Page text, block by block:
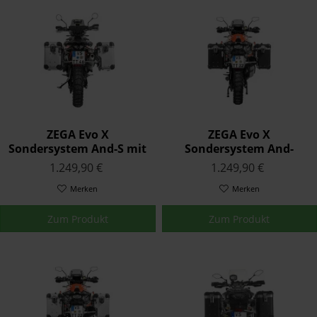
ZEGA Evo X
Sondersystem And-S mit
Edelstahlträger KTM 790
Adventure / 790
Adventure R
1.249,90 €
Merken
Zum Produkt
ZEGA Evo X
Sondersystem And-
Black mit
Edelstahlträger KTM
1050/1090/1190/
1290 Super Adven
1.249,90 €
Merken
Zum Produkt